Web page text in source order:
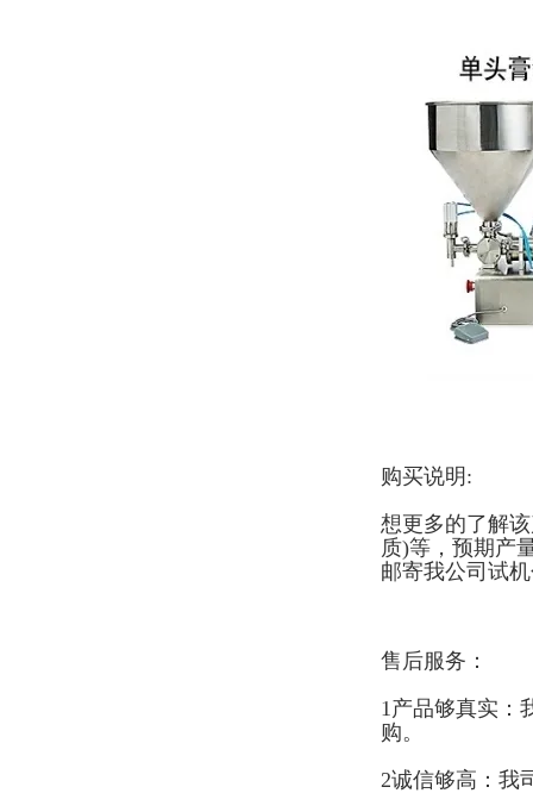
购买说明:
想更多的了解
质)等，预期产
邮寄我公司试
售后服务：
1产品够真实：
购。
2诚信够高：我